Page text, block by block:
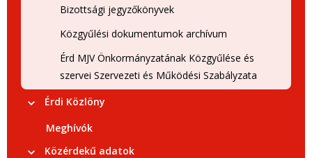
Bizottsági jegyzőkönyvek
Közgyűlési dokumentumok archívum
Érd MJV Önkormányzatának Közgyűlése és
szervei Szervezeti és Működési Szabályzata
Érdi Közlöny
Meghívók
Közérdekű adatok